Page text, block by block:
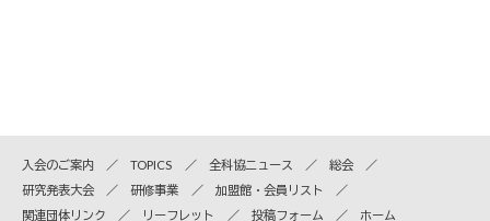
入会のご案内 TOPICS 全科協ニュース
総会
研究発表大会
研修事業
加盟館・会員リスト
関連団体リンク
リーフレット 投稿フォーム ホーム